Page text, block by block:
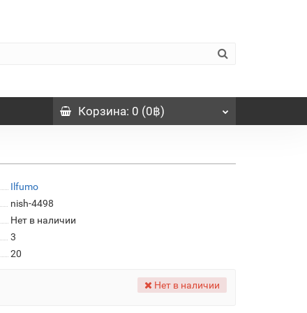
Корзина: 0 (0฿)
Ilfumo
nish-4498
Нет в наличии
3
20
Нет в наличии